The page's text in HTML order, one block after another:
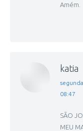
Amém.
katia
disse:
08:47
SÃO
MEU